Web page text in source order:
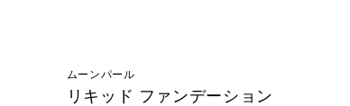
ムーンパール
リキッド ファンデーション